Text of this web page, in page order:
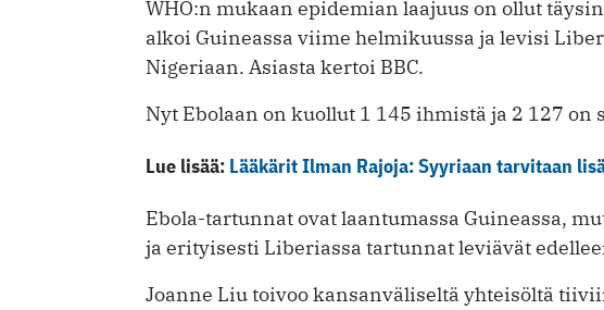
WHO:n mukaan epidemian laajuus on ollut
alkoi Guineassa viime helmikuussa ja levisi
Nigeriaan. Asiasta kertoi BBC.
Nyt Ebolaan on kuollut 1 145 ihmistä ja 2 127 on
Lue lisää: Lääkärit Ilman Rajoja: Syyriaan tarvitaan
Ebola-tartunnat ovat laantumassa Guineassa,
ja erityisesti Liberiassa tartunnat leviävät
Joanne Liu toivoo kansanväliseltä yhteisöltä